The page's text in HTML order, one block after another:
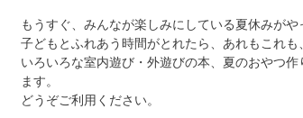
もうすぐ、みんなが楽しみにしている夏休みがや
子どもとふれあう時間がとれたら、あれもこれも
いろいろな室内遊び・外遊びの本、夏のおやつ
ます。
どうぞご利用ください。